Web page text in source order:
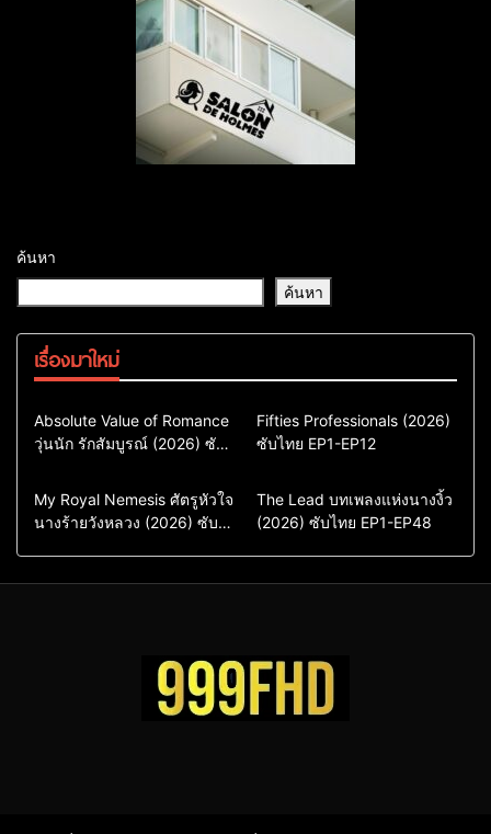
ค้นหา
ค้นหา
เรื่องมาใหม่
Comedy
Drama
ซีรี่ย์เกาหลี
ซีรี่ย์เกาหลีพากย์ไทย
Absolute Value of Romance
วุ่นนัก รักสัมบูรณ์ (2026) ซับ
Action & Adventure
Comedy
Drama
ซีรี่ย์เกาหลีซับไทย
Fifties Professionals (2026)
ซับไทย EP1-EP12
Comedy
Drama
Sci-Fi & Fantasy
My Royal Nemesis ศัตรูหัวใจ
นางร้ายวังหลวง (2026) ซับ
Drama
ซีรี่ย์จีน
ซีรี่ย์จีนซับไทย
The Lead บทเพลงแห่งนางงิ้ว
(2026) ซับไทย EP1-EP48